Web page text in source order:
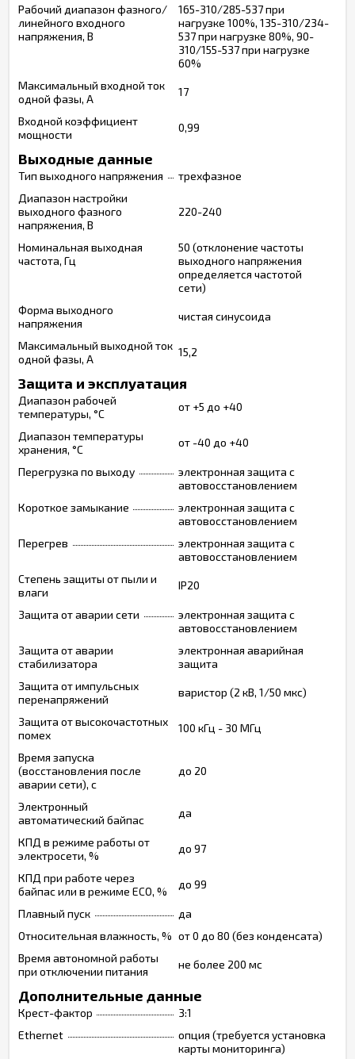
Рабочий диапазон фазного/
линейного входного
напряжения, В
165-310/285-537 при
нагрузке 100%, 135-310/234-
537 при нагрузке 80%, 90-
310/155-537 при нагрузке
60%
Максимальный входной ток
одной фазы, А
17
Входной коэффициент
мощности
0,99
Выходные данные
Тип выходного напряжения
трехфазное
Диапазон настройки
выходного фазного
напряжения, В
220-240
Номинальная выходная
частота, Гц
50 (отклонение частоты
выходного напряжения
определяется частотой
сети)
Форма выходного
напряжения
чистая синусоида
Максимальный выходной ток
одной фазы, А
15,2
Защита и эксплуатация
Диапазон рабочей
температуры, °С
от +5 до +40
Диапазон температуры
хранения, °С
от -40 до +40
Перегрузка по выходу
электронная защита c
автовосстановлением
Короткое замыкание
электронная защита c
автовосстановлением
Перегрев
электронная защита c
автовосстановлением
Степень защиты от пыли и
влаги
IP20
Защита от аварии сети
электронная защита c
автовосстановлением
Защита от аварии
стабилизатора
электронная аварийная
защита
Защита от импульсных
перенапряжений
варистор (2 кВ, 1/50 мкс)
Защита от высокочастотных
помех
100 кГц - 30 МГц
Время запуска
(восстановления после
аварии сети), с
до 20
Электронный
автоматический байпас
да
КПД в режиме работы от
электросети, %
до 97
КПД при работе через
байпас или в режиме ECO, %
до 99
Плавный пуск
да
Относительная влажность, % от 0 до 80 (без конденсата)
Время автономной работы
при отключении питания
не более 200 мс
Дополнительные данные
Крест-фактор
3:1
Ethernet
опция (требуется установка
карты мониторинга)